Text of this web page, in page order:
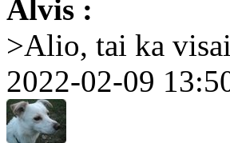
Alvis :
>Alio, tai ka
2022-02-09